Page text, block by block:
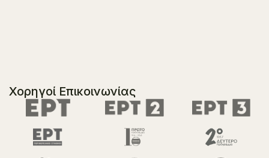
Χορηγοί Επικοινωνίας